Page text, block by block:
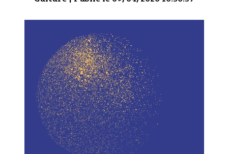
BOUTIQUE
CULTURE
HIGH TECH
MAISON
AUTO
LIEUX TENDANCES